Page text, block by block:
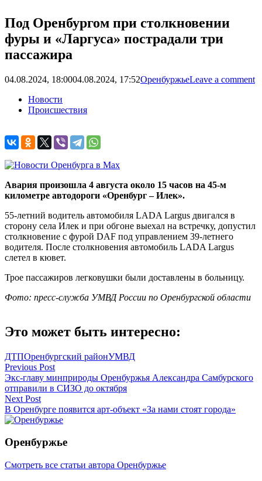
Под Оренбургом при столкновении
фуры и «Ларгуса» пострадали три
пассажира
04.08.2024, 18:0004.08.2024, 17:52ОренбуржьеLeave a comment
Новости
Происшествия
Авария произошла 4 августа около 15 часов на 45-м
километре автодороги «Оренбург – Илек».
55-летний водитель автомобиля LADA Largus двигался в
сторону села Илек и при обгоне выехал на встречку, допустил
столкновение с фурой DAF под управлением 39-летнего
водителя. После столкновения автомобиль LADA Largus
слетел в кювет.
Трое пассажиров легковушки были доставлены в больницу.
Фото: пресс-служба УМВД России по Оренбургской области
Это может быть интересно:
ДТПОренбургский районУМВД
Навигация
по
записям
Previous Post
Экс-главу минприроды Оренбуржья Александра Самбурского
отправили в СИЗО до октября
Next Post
В Оренбурге появится арт-объект «За нами стоят города»
Оренбуржье
Смотреть все статьи автора Оренбуржье